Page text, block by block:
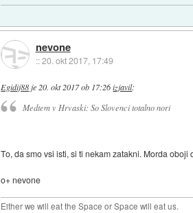
nevone
::20. okt 2017, 17:49
Egidij88 je 20. okt 2017 ob 17:26 izjavil:
Medtem v Hrvaski: So Slovenci totalno nori
To, da smo vsi isti, si ti nekam zatakni. Morda
o+ nevone
Either we will eat the Space or Space will eat us.